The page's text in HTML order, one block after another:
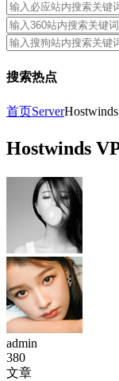
搜索热点
首页Server
Hostwinds
admin
380
文章